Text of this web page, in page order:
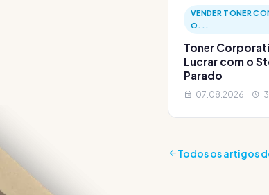
VENDER TONER
O...
Toner
Lucrar com o
Parado
07.08.2026 ·
Todos os artigos